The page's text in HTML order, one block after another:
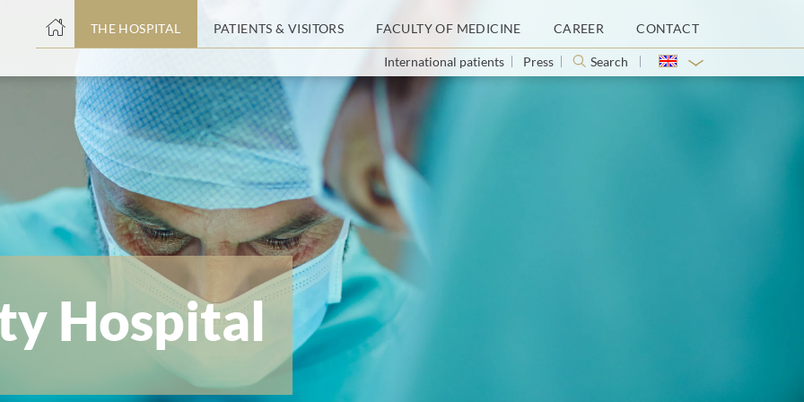
THE HOSPITAL PATIENTS & VISITORS FACULTY OF MEDICINE CAREER CONTACT
International patients Press Search
Hospital